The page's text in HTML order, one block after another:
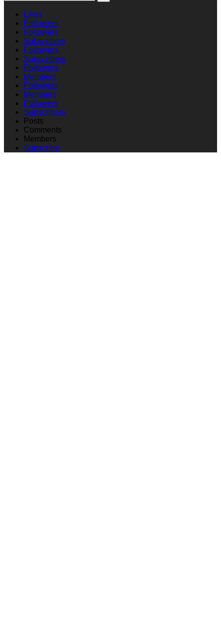
Likes
Followers
Followers
Subscribers
Followers
Subscribers
Followers
Members
Followers
Members
Followers
Subscribers
Posts
Comments
Members
Subscribe